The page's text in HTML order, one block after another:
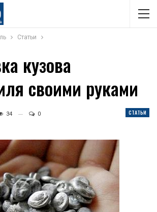
Статьи
кузова
своими руками
СТАТЬИ
34 0